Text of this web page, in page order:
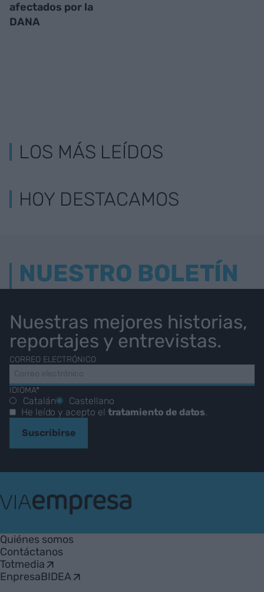
afectados por la
DANA
LOS MÁS LEÍDOS
HOY DESTACAMOS
NUESTRO BOLETÍN
Nuestras mejores historias,
reportajes y entrevistas.
CORREO ELECTRÓNICO
IDIOMA*
Catalán
Castellano
He leído y acepto el tratamiento de datos.
Suscribirse
Empresa
Quiénes somos
Contáctanos
Totmedia
EnpresaBIDEA